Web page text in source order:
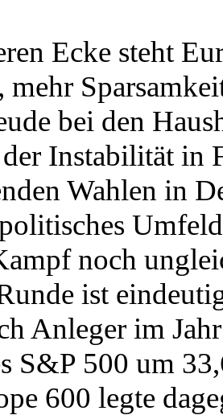
Ecke steht
mehr
bei den
der Instabilität in
Wahlen in
noch
ist
Anleger im
S&P 500 um
600 legte